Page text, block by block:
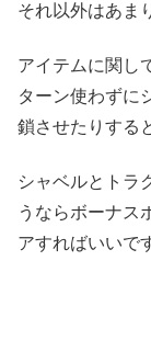
それ以外はあま
アイテムに関し
ターン使わずに
鎖させたりする
シャベルとトラ
うならボーナス
アすればいいで